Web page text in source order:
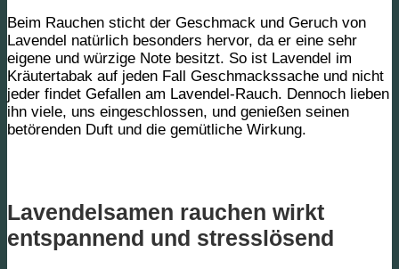
Beim Rauchen sticht der Geschmack und Geruch von
Lavendel natürlich besonders hervor, da er eine sehr
eigene und würzige Note besitzt. So ist Lavendel im
Kräutertabak auf jeden Fall Geschmackssache und nicht
jeder findet Gefallen am Lavendel-Rauch. Dennoch lieben
ihn viele, uns eingeschlossen, und genießen seinen
betörenden Duft und die gemütliche Wirkung.
Lavendelsamen rauchen wirkt
entspannend und stresslösend